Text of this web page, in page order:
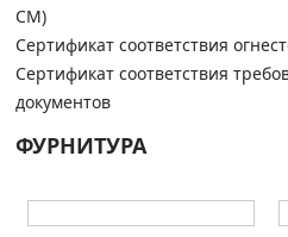
СМ)
Сертификат соответствия
Сертификат соответствия
документов
ФУРНИТУРА